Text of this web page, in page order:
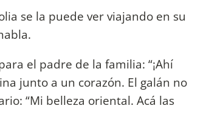
se la puede ver viajando en su
el padre de la familia: “¡Ahí
junto a un corazón. El galán no
“Mi belleza oriental. Acá las